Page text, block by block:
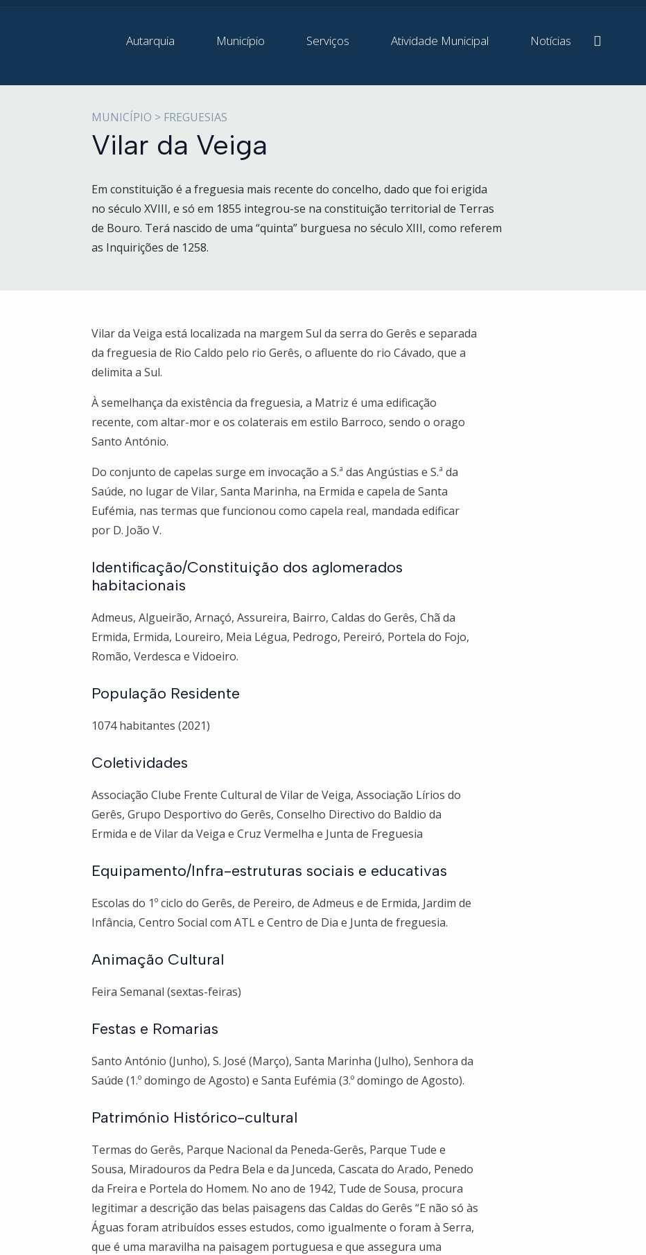
Autarquia Município Serviços Atividade Municipal Notícias
MUNICÍPIO > FREGUESIAS
Vilar da Veiga
Em constituição é a freguesia mais recente do concelho, dado que foi erigida
no século XVIII, e só em 1855 integrou-se na constituição territorial de Terras
de Bouro. Terá nascido de uma “quinta” burguesa no século XIII, como referem
as Inquirições de 1258.
Vilar da Veiga está localizada na margem Sul da serra do Gerês e separada
da freguesia de Rio Caldo pelo rio Gerês, o afluente do rio Cávado, que a
delimita a Sul.
À semelhança da existência da freguesia, a Matriz é uma edificação
recente, com altar-mor e os colaterais em estilo Barroco, sendo o orago
Santo António.
Do conjunto de capelas surge em invocação a S.ª das Angústias e S.ª da
Saúde, no lugar de Vilar, Santa Marinha, na Ermida e capela de Santa
Eufémia, nas termas que funcionou como capela real, mandada edificar
por D. João V.
Identificação/Constituição dos aglomerados
habitacionais
Admeus, Algueirão, Arnaçó, Assureira, Bairro, Caldas do Gerês, Chã da
Ermida, Ermida, Loureiro, Meia Légua, Pedrogo, Pereiró, Portela do Fojo,
Romão, Verdesca e Vidoeiro.
População Residente
1074 habitantes (2021)
Coletividades
Associação Clube Frente Cultural de Vilar de Veiga, Associação Lírios do
Gerês, Grupo Desportivo do Gerês, Conselho Directivo do Baldio da
Ermida e de Vilar da Veiga e Cruz Vermelha e Junta de Freguesia
Equipamento/Infra-estruturas sociais e educativas
Escolas do 1º ciclo do Gerês, de Pereiro, de Admeus e de Ermida, Jardim de
Infância, Centro Social com ATL e Centro de Dia e Junta de freguesia.
Animação Cultural
Feira Semanal (sextas-feiras)
Festas e Romarias
Santo António (Junho), S. José (Março), Santa Marinha (Julho), Senhora da
Saúde (1.º domingo de Agosto) e Santa Eufémia (3.º domingo de Agosto).
Património Histórico-cultural
Termas do Gerês, Parque Nacional da Peneda-Gerês, Parque Tude e
Sousa, Miradouros da Pedra Bela e da Junceda, Cascata do Arado, Penedo
da Freira e Portela do Homem. No ano de 1942, Tude de Sousa, procura
legitimar a descrição das belas paisagens das Caldas do Gerês “E não só às
Águas foram atribuídos esses estudos, como igualmente o foram à Serra,
que é uma maravilha na paisagem portuguesa e que assegura uma